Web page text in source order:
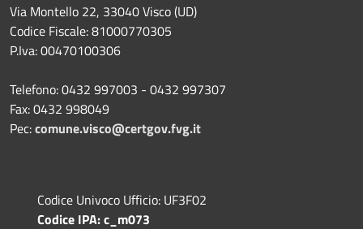
Via Montello 22, 33040 Visco (UD)
Codice Fiscale: 81000770305
P.Iva: 00470100306
Telefono: 0432 997003 - 0432 997307
Fax: 0432 998049
Pec:comune.visco@certgov.fvg.it
Codice Univoco Ufficio: UF3F02
Codice IPA: c_m073